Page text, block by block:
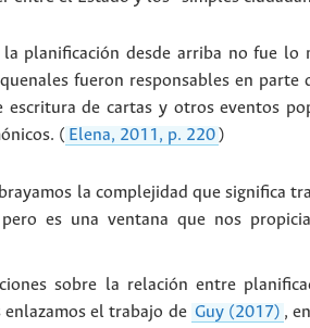
la planificación desde arriba no fue
fueron responsables en
escritura de cartas y otros eventos
( Elena, 2011, p. 220 )
la complejidad que significa
es una ventana que nos
sobre la relación entre
el trabajo de Guy (2017) ,